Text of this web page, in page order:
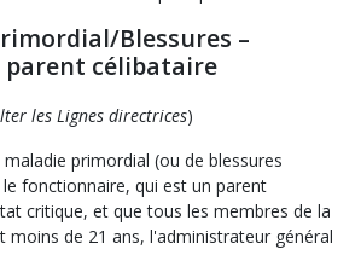
Blessures –
célibataire
les Lignes directrices)
primordial (ou de blessures
fonctionnaire, qui est un parent
critique, et que tous les membres de la
de 21 ans, l'administrateur général